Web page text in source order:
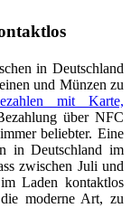
in Deutschland
und Münzen zu
mit Karte,
über NFC
beliebter. Eine
in Deutschland im
zwischen Juli und
Laden kontaktlos
moderne Art, zu